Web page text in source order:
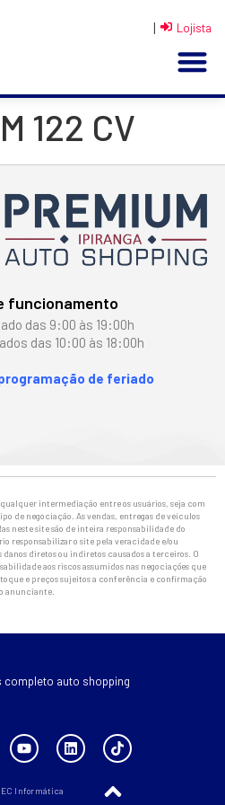
| Lojista
122 CV
funcionamento
das 9:00 às 19:00h
das 10:00 às 18:00h
de feriado
intermediação entre os usuários, seja com
de negociação. As vendas, entregas de veículos
neste site são de inteira responsabilidade do
responsabilizar o site pela veracidade e/ou
diretos ou indiretos causados a terceiros. O
aos riscos assumidos nas negociações que
e preços sujeitos a conferência e confirmação
anunciante.
completo auto shopping
Informática